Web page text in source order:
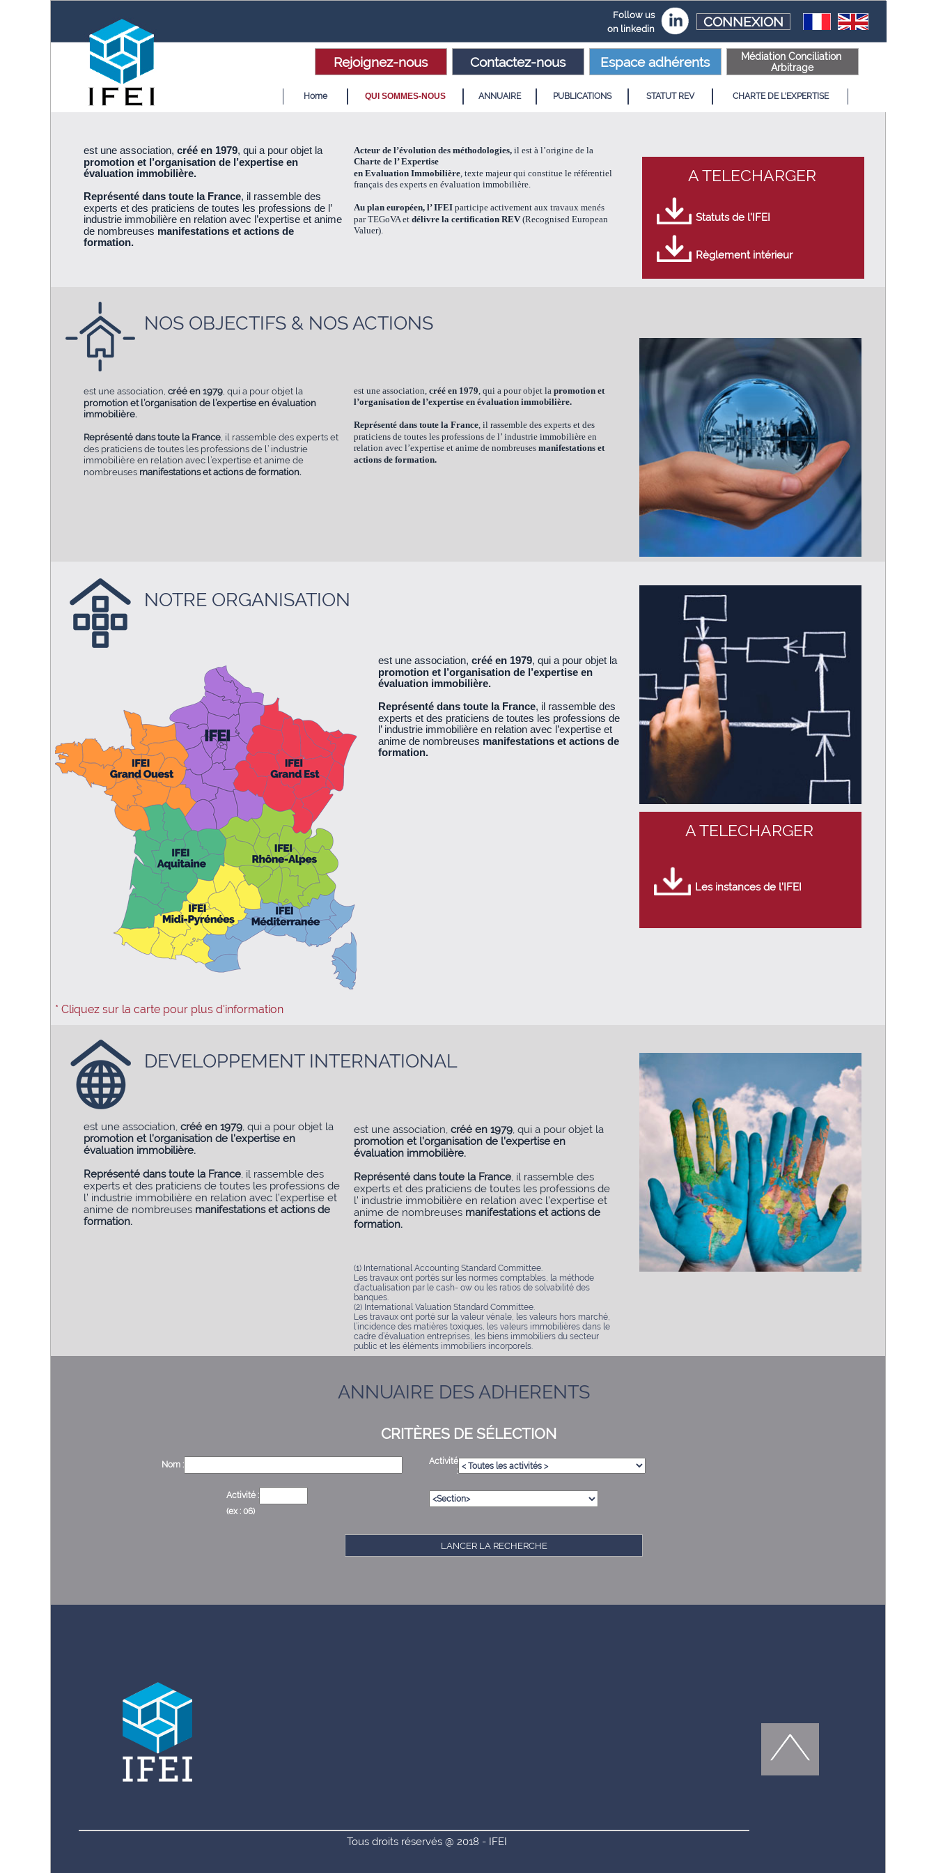
est une association, créé en 1979, qui a pour objet la
promotion et l’organisation de l’expertise en
évaluation immobilière.
Représenté dans toute la France, il rassemble des
experts et des praticiens de toutes les professions de l’
industrie immobilière en relation avec l’expertise et anime
de nombreuses manifestations et actions de
formation.
Acteur de l’évolution des méthodologies,il est à l’origine de la
Charte de l’ Expertise
en Evaluation Immobilière, texte majeur qui constitue le référentiel
français des experts en évaluation immobilière.
Au plan européen, l’ IFEIparticipe activement aux travaux menés
par TEGoVA et délivre la certification REV(Recognised European
Valuer).
A TELECHARGER
Statuts de l’IFEI
Règlement intérieur
NOS OBJECTIFS & NOS ACTIONS
est une association,créé en 1979, qui a pour objet la
promotion et l’organisation de l’expertise en évaluation
immobilière.
Représenté dans toute la France, il rassemble des experts et
des praticiens de toutes les professions de l’ industrie
immobilière en relation avec l’expertise et anime de
nombreuses manifestations et actions de formation.
est une association,créé en 1979, qui a pour objet lapromotion et
l’organisation de l’expertise en évaluation immobilière.
Représenté dans toute la France, il rassemble des experts et des
praticiens de toutes les professions de l’ industrie immobilière en
relation avec l’expertise et anime de nombreusesmanifestations et
actions de formation.
NOTRE ORGANISATION
* Cliquez sur la carte pour plus d'information
est une association, créé en 1979, qui a pour objet la
promotion et l’organisation de l’expertise en
évaluation immobilière.
Représenté dans toute la France, il rassemble des
experts et des praticiens de toutes les professions de
l’ industrie immobilière en relation avec l’expertise et
anime de nombreuses manifestations et actions de
formation.
A TELECHARGER
Les instances de l’IFEI
DEVELOPPEMENT INTERNATIONAL
est une association,créé en 1979 , qui a pour objet la
promotion et l’organisation de l’expertise en
évaluation immobilière.
Représenté dans toute la France , il rassemble des
experts et des praticiens de toutes les professions de
l’ industrie immobilière en relation avec l’expertise et
anime de nombreuses manifestations et actions de
formation.
est une association,créé en 1979 , qui a pour objet la
promotion et l’organisation de l’expertise en
évaluation immobilière.
Représenté dans toute la France , il rassemble des
experts et des praticiens de toutes les professions de
l’ industrie immobilière en relation avec l’expertise et
anime de nombreuses manifestations et actions de
formation.
(1) International Accounting Standard Committee.
Les travaux ont portés sur les normes comptables, la méthode
d’actualisation par le cash- ow ou les ratios de solvabilité des
banques.
(2) International Valuation Standard Committee.
Les travaux ont porté sur la valeur vénale, les valeurs hors marché,
l’incidence des matières toxiques, les valeurs immobilières dans le
cadre d’évaluation entreprises, les biens immobiliers du secteur
public et les éléments immobiliers incorporels.
ANNUAIRE DES ADHERENTS
CRITÈRES DE SÉLECTION
Nom :
Activité
:
Activité :
(ex : 06)
LANCER LA RECHERCHE
Tous droits réservés @ 2018 - IFEI
Follow us
on linkedin
CONNEXION
Espace adhérents
Contactez-nous
Rejoignez-nous
Home QUI SOMMES-NOUS ANNUAIRE PUBLICATIONS STATUT REV CHARTE DE L'EXPERTISE
Médiation Conciliation
Arbitrage